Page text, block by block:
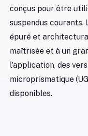
conçus pour être
suspendus courants.
épuré et
maîtrisée et à un
l'application, des
microprismatique
disponibles.